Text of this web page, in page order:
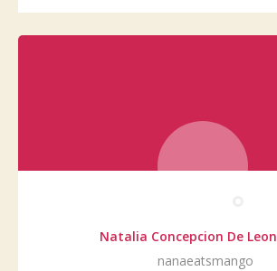
Natalia Concepcion De Leon
nanaeatsmango